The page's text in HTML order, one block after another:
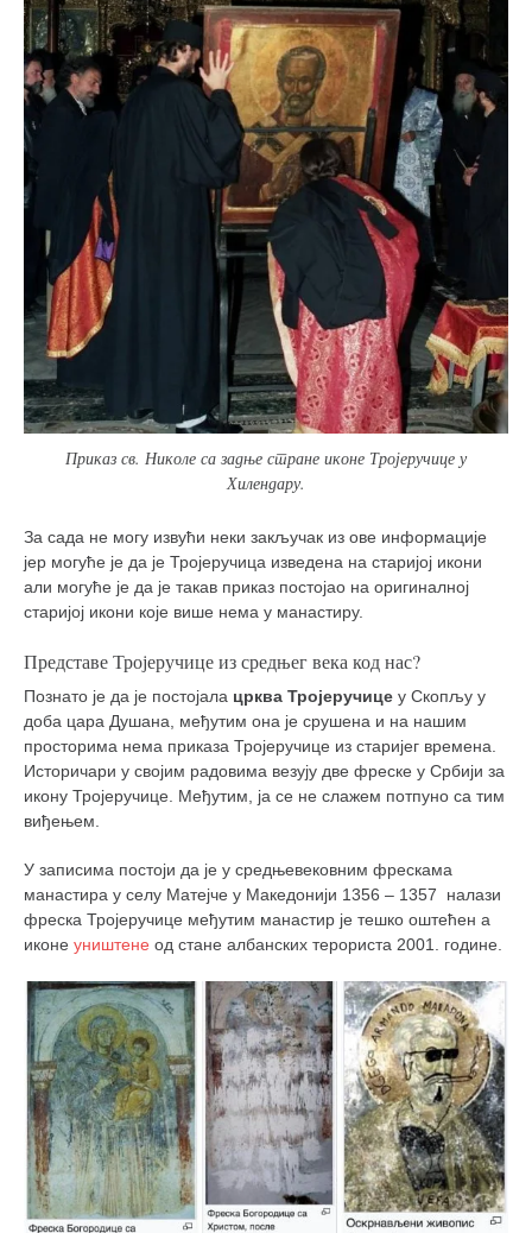
програм
снимци наступа
галерија клуба
контакт
бесплатна е-књига
термини тренинга
моја прича
моја прича
фотке
контакт
Приказ св. Николе са задње стране иконе Тројеручице у
Хилендару.
За сада не могу извући неки закључак из ове информације
јер могуће је да је Тројеручица изведена на старијој икони
али могуће је да је такав приказ постојао на оригиналној
старијој икони које више нема у манастиру.
Представе Тројеручице из средњег века код нас?
Познато је да је постојала црква Тројеручице у Скопљу у
доба цара Душана, међутим она је срушена и на нашим
просторима нема приказа Тројеручице из старијег времена.
Историчари у својим радовима везују две фреске у Србији за
икону Тројеручице. Међутим, ја се не слажем потпуно са тим
виђењем.
У записима постоји да је у средњевековним фрескама
манастира у селу Матејче у Македонији 1356 – 1357 налази
фреска Тројеручице међутим манастир је тешко оштећен а
иконе уништене од стане албанских терориста 2001. године.